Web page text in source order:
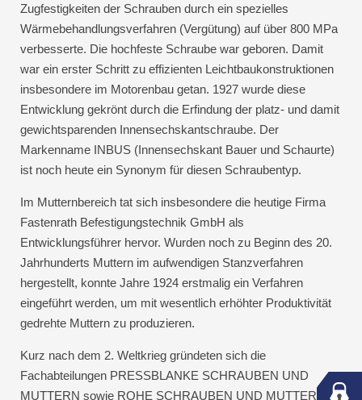
Zugfestigkeiten der Schrauben durch ein spezielles
Wärmebehandlungsverfahren (Vergütung) auf über 800 MPa
verbesserte. Die hochfeste Schraube war geboren. Damit
war ein erster Schritt zu effizienten Leichtbaukonstruktionen
insbesondere im Motorenbau getan. 1927 wurde diese
Entwicklung gekrönt durch die Erfindung der platz- und damit
gewichtsparenden Innensechskantschraube. Der
Markenname INBUS (Innensechskant Bauer und Schaurte)
ist noch heute ein Synonym für diesen Schraubentyp.
Im Mutternbereich tat sich insbesondere die heutige Firma
Fastenrath Befestigungstechnik GmbH als
Entwicklungsführer hervor. Wurden noch zu Beginn des 20.
Jahrhunderts Muttern im aufwendigen Stanzverfahren
hergestellt, konnte Jahre 1924 erstmalig ein Verfahren
eingeführt werden, um mit wesentlich erhöhter Produktivität
gedrehte Muttern zu produzieren.
Kurz nach dem 2. Weltkrieg gründeten sich die
Fachabteilungen PRESSBLANKE SCHRAUBEN UND
MUTTERN sowie ROHE SCHRAUBEN UND MUTTERN